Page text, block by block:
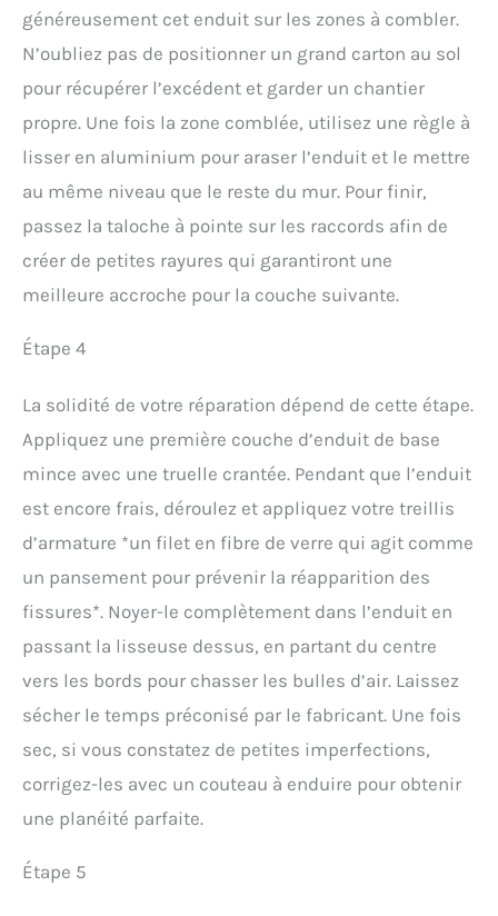
généreusement cet enduit sur les zones à combler.
N’oubliez pas de positionner un grand carton au sol
pour récupérer l’excédent et garder un chantier
propre. Une fois la zone comblée, utilisez une règle à
lisser en aluminium pour araser l’enduit et le mettre
au même niveau que le reste du mur. Pour finir,
passez la taloche à pointe sur les raccords afin de
créer de petites rayures qui garantiront une
meilleure accroche pour la couche suivante.
Étape 4
La solidité de votre réparation dépend de cette étape.
Appliquez une première couche d’enduit de base
mince avec une truelle crantée. Pendant que l’enduit
est encore frais, déroulez et appliquez votre treillis
d’armature *un filet en fibre de verre qui agit comme
un pansement pour prévenir la réapparition des
fissures*. Noyer-le complètement dans l’enduit en
passant la lisseuse dessus, en partant du centre
vers les bords pour chasser les bulles d’air. Laissez
sécher le temps préconisé par le fabricant. Une fois
sec, si vous constatez de petites imperfections,
corrigez-les avec un couteau à enduire pour obtenir
une planéité parfaite.
Étape 5